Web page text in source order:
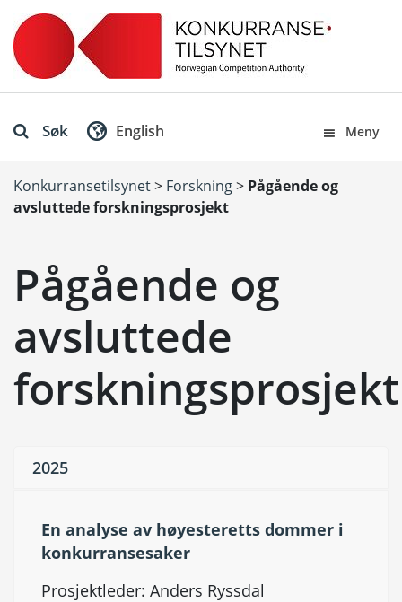
Søk Meny
English
Konkurransetilsynet> Forskning> Pågående og
avsluttede forskningsprosjekt
Pågående og
avsluttede
forskningsprosjekt
2025
En analyse av høyesteretts dommer i
konkurransesaker
Prosjektleder: Anders Ryssdal